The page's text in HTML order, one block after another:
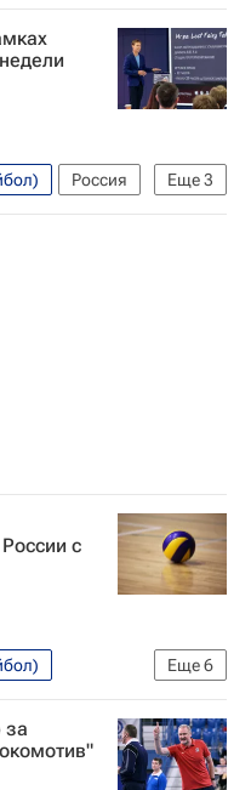
Еще3
Россия
с
Еще6
НТМК
за